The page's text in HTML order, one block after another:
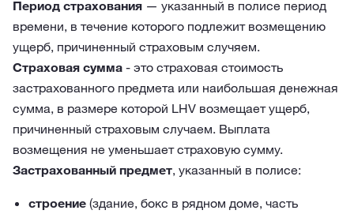
Период страхования — указанный в полисе период
времени, в течение которого подлежит возмещению
ущерб, причиненный страховым случяем.
Страховая сумма - это страховая стоимость
застрахованного предмета или наибольшая денежная
сумма, в размере которой LHV возмещает ущерб,
причиненный страховым случаем. Выплата
возмещения не уменьшает страховую сумму.
Застрахованный предмет, указанный в полисе:
строение (здание, бокс в рядном доме, часть